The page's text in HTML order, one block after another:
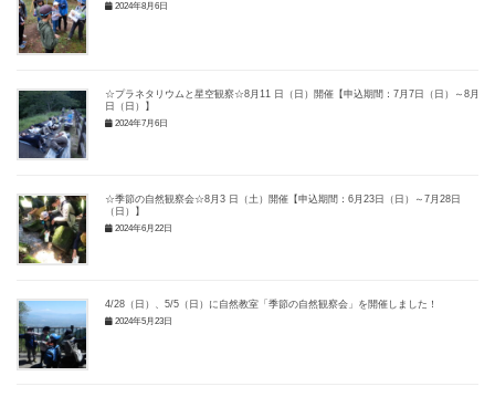
2024年8月6日
☆プラネタリウムと星空観察☆8月11 日（日）開催【申込期間：7月7日（日）～8月4
日（日）】
2024年7月6日
☆季節の自然観察会☆8月3 日（土）開催【申込期間：6月23日（日）～7月28日
（日）】
2024年6月22日
4/28（日）、5/5（日）に自然教室「季節の自然観察会」を開催しました！
2024年5月23日